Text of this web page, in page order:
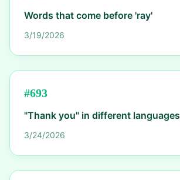
Words that come before 'ray'
3/19/2026
#693
"Thank you" in different languages
3/24/2026